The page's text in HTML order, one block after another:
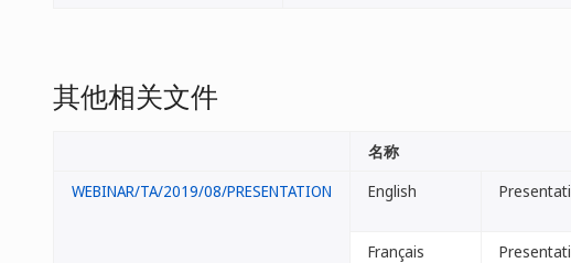
其他相关文件
名称
WEBINAR/TA/2019/08/PRESENTATION
English
Français